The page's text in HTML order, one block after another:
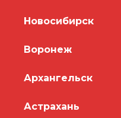
Новосибирск
Воронеж
Архангельск
Астрахань